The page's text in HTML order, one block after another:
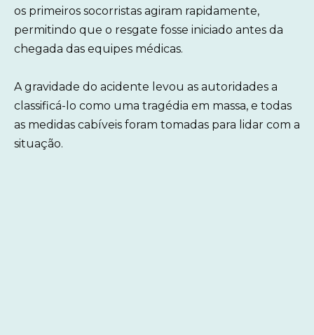
os primeiros socorristas agiram rapidamente,
permitindo que o resgate fosse iniciado antes da
chegada das equipes médicas.
A gravidade do acidente levou as autoridades a
classificá-lo como uma tragédia em massa, e todas
as medidas cabíveis foram tomadas para lidar com a
situação.